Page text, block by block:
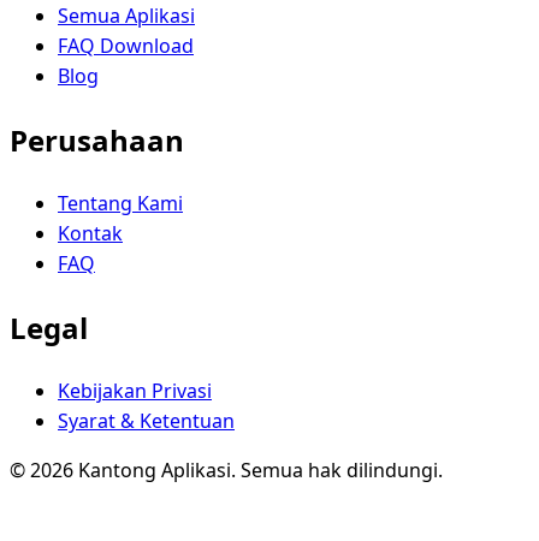
Semua Aplikasi
FAQ Download
Blog
Perusahaan
Tentang Kami
Kontak
FAQ
Legal
Kebijakan Privasi
Syarat & Ketentuan
© 2026 Kantong Aplikasi. Semua hak dilindungi.